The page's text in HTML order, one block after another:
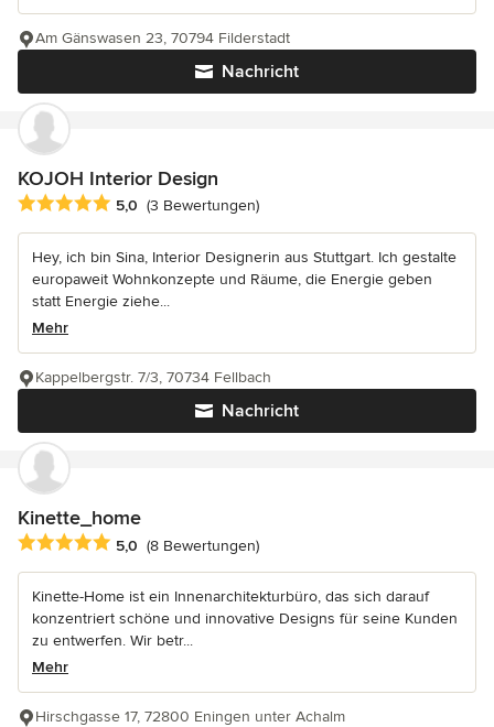
Nachricht
Am Gänswasen 23, 70794 Filderstadt
KOJOH Interior Design
Durchschnittliche Bewertung: 5 von 5 Sternen
5,0 (3 Bewertungen)
Hey, ich bin Sina, Interior Designerin aus Stuttgart. Ich gestalte
europaweit Wohnkonzepte und Räume, die Energie geben
statt Energie ziehe...
Mehr
Nachricht
Kappelbergstr. 7/3, 70734 Fellbach
Kinette_home
Durchschnittliche Bewertung: 5 von 5 Sternen
5,0 (8 Bewertungen)
Kinette-Home ist ein Innenarchitekturbüro, das sich darauf
konzentriert schöne und innovative Designs für seine Kunden
zu entwerfen. Wir betr...
Mehr
Hirschgasse 17, 72800 Eningen unter Achalm